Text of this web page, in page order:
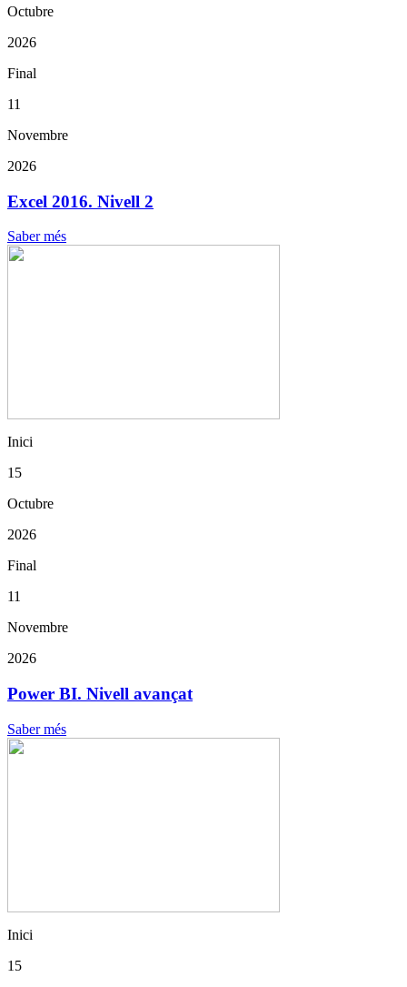
Octubre
2026
Final
11
Novembre
2026
Excel 2016. Nivell 2
Saber més
Inici
15
Octubre
2026
Final
11
Novembre
2026
Power BI. Nivell avançat
Saber més
Inici
15